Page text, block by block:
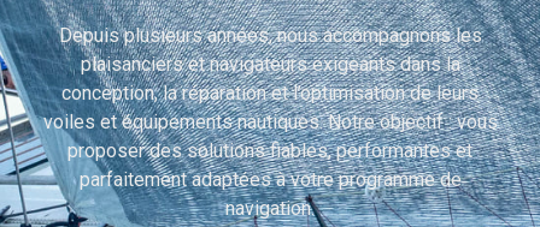
Depuis plusieurs années, nous accompagnons les
plaisanciers et navigateurs exigeants dans la
conception, la réparation et l’optimisation de leurs
voiles et équipements nautiques. Notre objectif : vous
proposer des solutions fiables, performantes et
parfaitement adaptées à votre programme de
navigation.